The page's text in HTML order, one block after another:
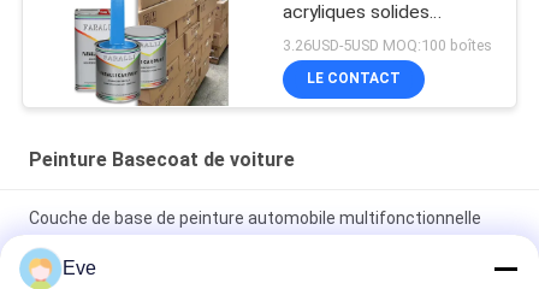
acryliques solides
Peinture automobile pour
réparation de carrosserie
de voiture d'occasion
3.26USD-5USD MOQ:100 boîtes
LE CONTACT
Peinture Basecoat de voiture
Couche de base de peinture automobile multifonctionnelle
résistante aux UV
Eve